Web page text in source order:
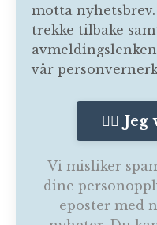
motta
trekke tilbake
vår
👉🏽
Vi misliker
dine
eposter med